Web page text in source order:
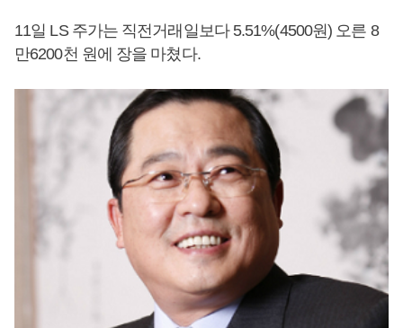
11일 LS 주가는 직전거래일보다 5.51%(4500원) 오른 8
만6200천 원에 장을 마쳤다.